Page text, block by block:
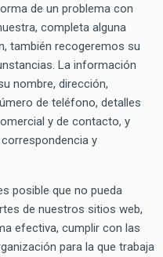
de un problema con
completa alguna
también recogeremos su
La información
nombre, dirección,
de teléfono, detalles
y de contacto, y
y
posible que no pueda
de nuestros sitios web,
efectiva, cumplir con las
para la que trabaja